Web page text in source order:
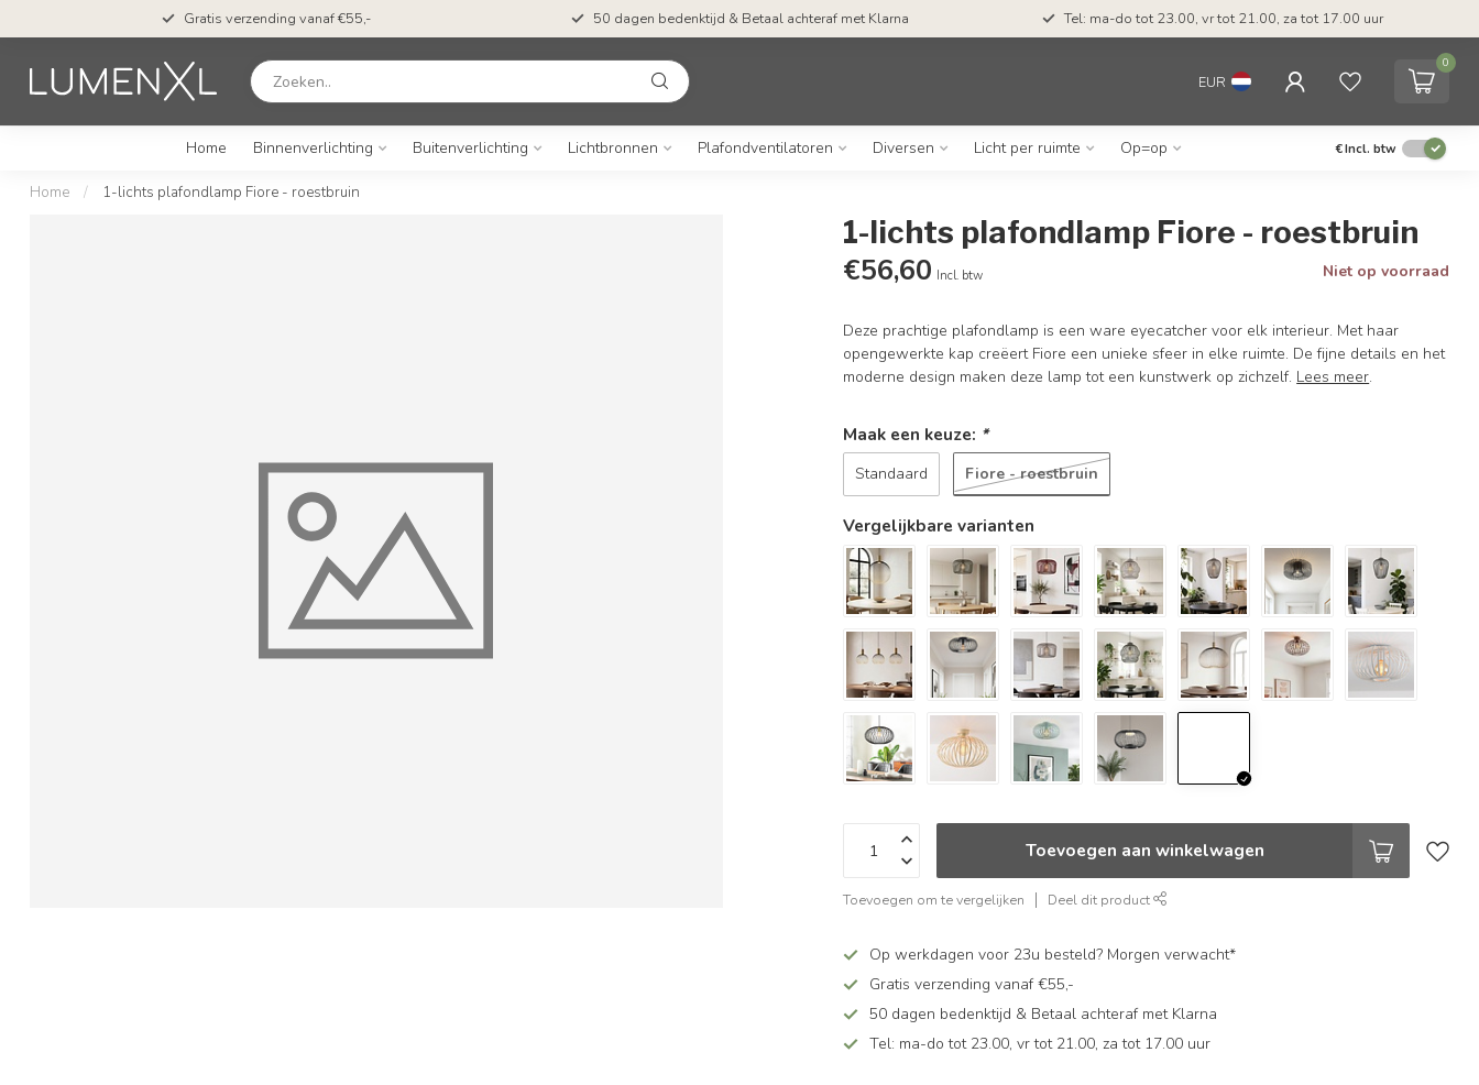
Gratis verzending vanaf €55,- 50 dagen bedenktijd & Betaal achteraf met Klarna Tel: ma-do tot 23.00, vr tot 21.00, za tot 17.00 uur
EUR
0
Home Binnenverlichting Buitenverlichting Lichtbronnen Plafondventilatoren Diversen Licht per ruimte Op=op €Incl. btw
Home / 1-lichts plafondlamp Fiore - roestbruin
1-lichts plafondlamp Fiore - roestbruin
€56,60 Incl. btw Niet op voorraad
Deze prachtige plafondlamp is een ware eyecatcher voor elk interieur. Met haar
opengewerkte kap creëert Fiore een unieke sfeer in elke ruimte. De fijne details en het
moderne design maken deze lamp tot een kunstwerk op zichzelf. Lees meer.
Maak een keuze: *
Standaard Fiore - roestbruin
Vergelijkbare varianten
Toevoegen aan winkelwagen
Toevoegen om te vergelijken Deel dit product
Op werkdagen voor 23u besteld? Morgen verwacht*
Gratis verzending vanaf €55,-
50 dagen bedenktijd & Betaal achteraf met Klarna
Tel: ma-do tot 23.00, vr tot 21.00, za tot 17.00 uur